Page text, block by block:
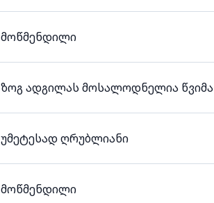
მოწმენდილი
ზოგ ადგილას მოსალოდნელია წვიმა
უმეტესად ღრუბლიანი
მოწმენდილი